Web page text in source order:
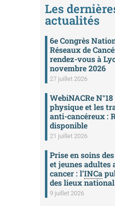
Les
actualités
6e Congrès
Réseaux de
rendez-vous à
novembre 2026
27 juillet 2026
WebiNACRe
physique et les
anti-cancéreux :
disponible
21 juillet 2026
Prise en soins
et jeunes adultes
cancer : l’INCa
des lieux national
9 juillet 2026